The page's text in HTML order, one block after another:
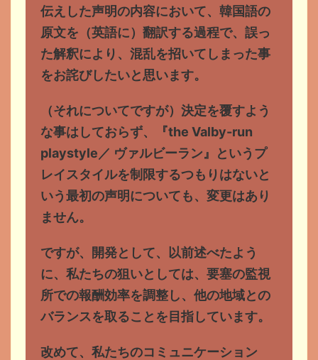
伝えした声明の内容において、韓国語の
原文を（英語に）翻訳する過程で、誤っ
た解釈により、混乱を招いてしまった事
をお詫びしたいと思います。
（それについてですが）決定を覆すよう
な事はしておらず、『the Valby-run
playstyle／ ヴァルビーラン』というプ
レイスタイルを制限するつもりはないと
いう最初の声明についても、変更はあり
ません。
ですが、開発として、以前述べたよう
に、私たちの狙いとしては、要塞の監視
所での報酬効率を調整し、他の地域との
バランスを取ることを目指しています。
改めて、私たちのコミュニケーション